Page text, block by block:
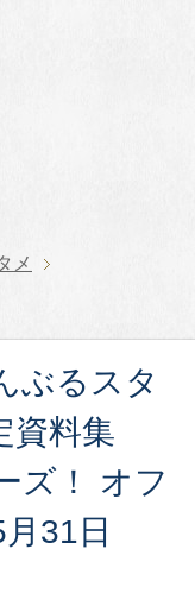
メ
ぶるスタ
資料集
ズ！ オフ
31日